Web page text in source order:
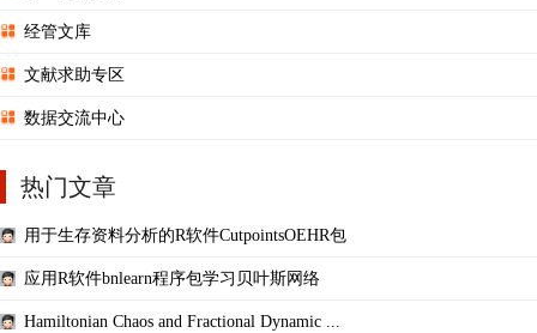
经管文库
文献求助专区
数据交流中心
热门文章
用于生存资料分析的R软件CutpointsOEHR包
应用R软件bnlearn程序包学习贝叶斯网络
Hamiltonian Chaos and Fractional Dynamic ...